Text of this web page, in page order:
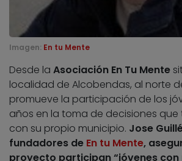
Imagen: En tu Mente
Desde la Asociación En Tu Mente
localidad de Alcobendas, al norte
promueve la participación de los
años en la toma de decisiones que
con su propio municipio. Jose
fundadores de En tu Mente,
proyecto participan “jóvenes con